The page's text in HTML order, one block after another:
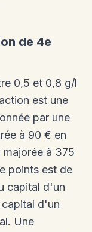
de 4e
0,5 et 0,8 g/l
est une
par une
à 90 € en
majorée à 375
points est de
capital d'un
d'un
Une